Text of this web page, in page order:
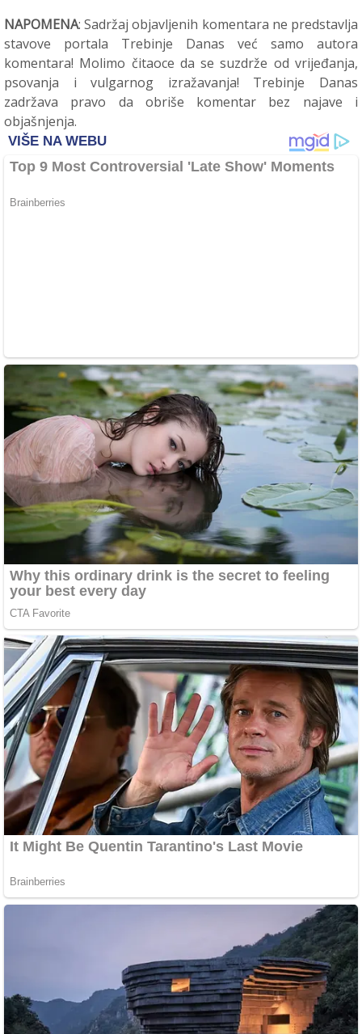
NAPOMENA: Sadržaj objavljenih komentara ne predstavlja
stavove portala Trebinje Danas već samo autora
komentara! Molimo čitaoce da se suzdrže od vrijeđanja,
psovanja i vulgarnog izražavanja! Trebinje Danas
zadržava pravo da obriše komentar bez najave i
objašnjenja.